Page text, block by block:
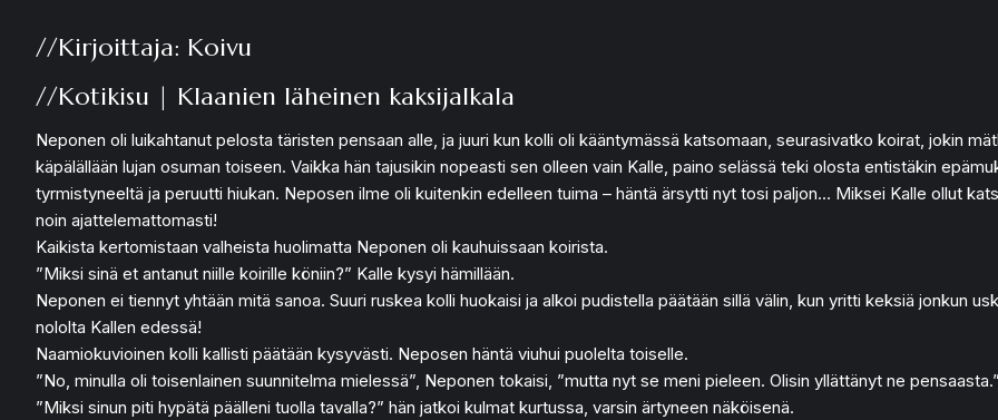
//Kirjoittaja: Koivu
//Kotikisu | Klaanien läheinen kaksijalkala
Neponen oli luikahtanut pelosta täristen pensaan alle, ja juuri kun kolli oli kääntymässä katsomaan, seurasivatko koirat, jokin
käpälällään lujan osuman toiseen. Vaikka hän tajusikin nopeasti sen olleen vain Kalle, paino selässä teki olosta entistäkin
tyrmistyneeltä ja peruutti hiukan. Neposen ilme oli kuitenkin edelleen tuima – häntä ärsytti nyt tosi paljon… Miksei Kalle ollut
noin ajattelemattomasti!
Kaikista kertomistaan valheista huolimatta Neponen oli kauhuissaan koirista.
”Miksi sinä et antanut niille koirille köniin?” Kalle kysyi hämillään.
Neponen ei tiennyt yhtään mitä sanoa. Suuri ruskea kolli huokaisi ja alkoi pudistella päätään sillä välin, kun yritti keksiä jonkun
nololta Kallen edessä!
Naamiokuvioinen kolli kallisti päätään kysyvästi. Neposen häntä viuhui puolelta toiselle.
”No, minulla oli toisenlainen suunnitelma mielessä”, Neponen tokaisi, ”mutta nyt se meni pieleen. Olisin yllättänyt ne pensaasta.”
”Miksi sinun piti hypätä päälleni tuolla tavalla?” hän jatkoi kulmat kurtussa, varsin ärtyneen näköisenä.